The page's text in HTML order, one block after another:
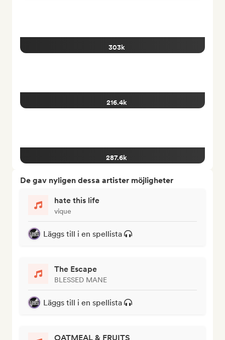
303k
216.4k
287.6k
De gav nyligen dessa artister möjligheter
hate this life
vique
Läggs till i en spellista
The Escape
BLESSED MANE
Läggs till i en spellista
OATMEAL & FRUITS